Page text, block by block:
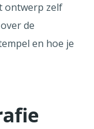
ontwerp zelf
de
en hoe je